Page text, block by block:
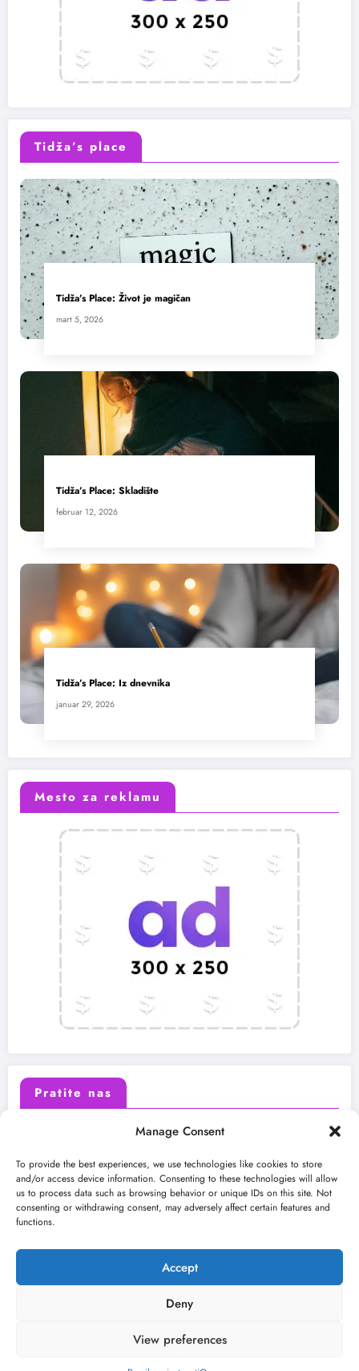
Manage Consent
To provide the best experiences, we use technologies like cookies to store
and/or access device information. Consenting to these technologies will allow
us to process data such as browsing behavior or unique IDs on this site. Not
consenting or withdrawing consent, may adversely affect certain features and
functions.
Accept
Deny
View preferences
Tidža’s place
Tidža’s Place: Život je magičan
mart 5, 2026
Tidža’s Place: Skladište
februar 12, 2026
Tidža’s Place: Iz dnevnika
januar 29, 2026
Mesto za reklamu
Pratite nas
Instagram Youtube
O nama Uslovi
Kontakt